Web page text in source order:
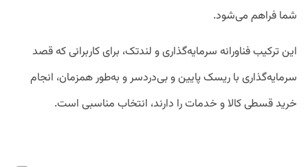
شما فراهم می‌شود.
این ترکیب فناورانه سرمایه‌گذاری و لندتک، برای کاربرانی که قصد
سرمایه‌گذاری با ریسک پایین و بی‌دردسر و به‌طور همزمان، انجام
خرید قسطی کالا و خدمات را دارند، انتخاب مناسبی است.